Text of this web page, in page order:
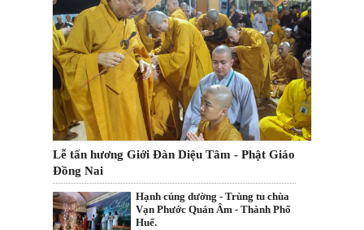
Lễ tấn hương Giới Đàn Diệu Tâm - Phật Giáo
Đồng Nai
Hạnh cúng dường - Trùng tu chùa
Vạn Phước Quán Âm - Thành Phố
Huế.